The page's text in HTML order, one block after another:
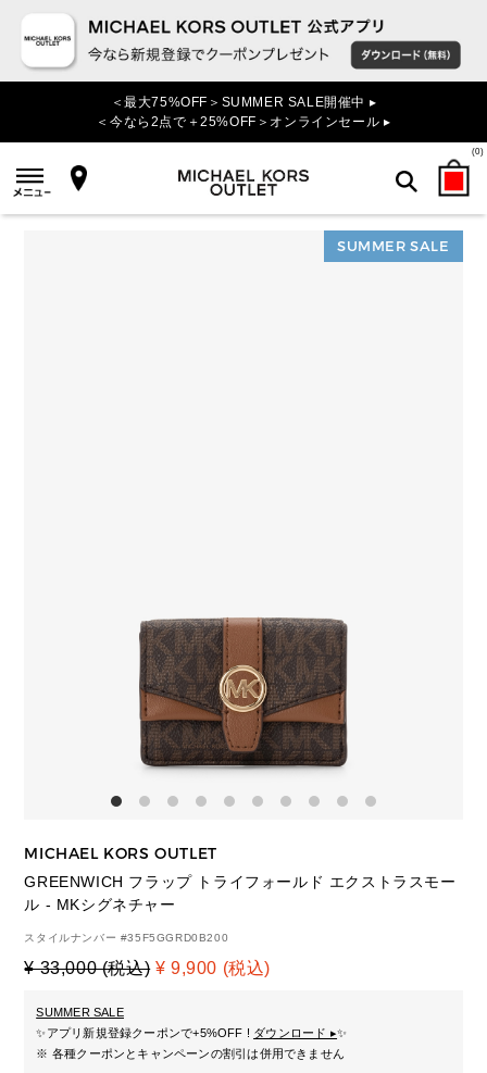
＜最大75%OFF＞SUMMER SALE開催中 ▸
＜今なら2点で＋25%OFF＞オンラインセール ▸
(0)
検索
SUMMER SALE
MICHAEL KORS OUTLET
GREENWICH フラップ トライフォールド エクストラスモー
ル - MKシグネチャー
スタイルナンバー #35F5GGRD0B200
¥ 33,000 (税込) ¥ 9,900 (税込)
SUMMER SALE
✨アプリ新規登録クーポンで+5%OFF ! ダウンロード ▸✨
※ 各種クーポンとキャンペーンの割引は併用できません